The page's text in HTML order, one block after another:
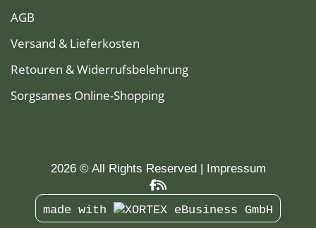
AGB
Versand & Lieferkosten
Retouren & Widerrufsbelehrung
Sorgsames Online-Shopping
2026 © All Rights Reserved Impressum
made with